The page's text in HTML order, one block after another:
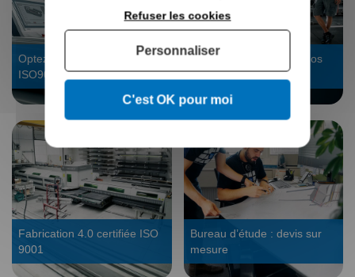
Optez pour un vrai fabricant
ISO9001
Fabriqué en usine par nos
experts
Fabrication 4.0 certifiée ISO
9001
Bureau d’étude : devis sur
mesure
C'est OK pour moi
Refuser les cookies
Personnaliser